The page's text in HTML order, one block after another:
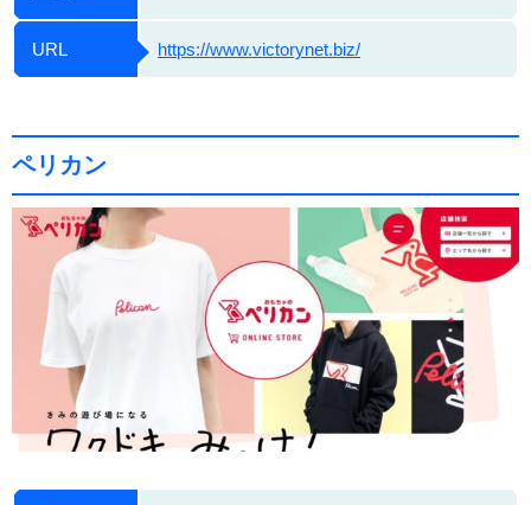
URL https://www.victorynet.biz/
ペリカン